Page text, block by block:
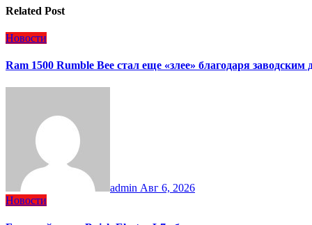
Related Post
Новости
Ram 1500 Rumble Bee стал еще «злее» благодаря заводским
admin Авг 6, 2026
Новости